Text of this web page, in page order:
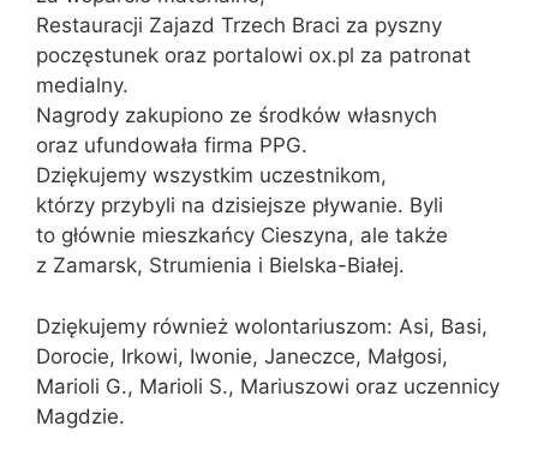
Restauracji Zajazd Trzech Braci za pyszny
poczęstunek oraz portalowi ox.pl za patronat
medialny.
Nagrody zakupiono ze środków własnych
oraz ufundowała firma PPG.
Dziękujemy wszystkim uczestnikom,
którzy przybyli na dzisiejsze pływanie. Byli
to głównie mieszkańcy Cieszyna, ale także
z Zamarsk, Strumienia i Bielska-Białej.
Dziękujemy również wolontariuszom: Asi, Basi,
Dorocie, Irkowi, Iwonie, Janeczce, Małgosi,
Marioli G., Marioli S., Mariuszowi oraz uczennicy
Magdzie.